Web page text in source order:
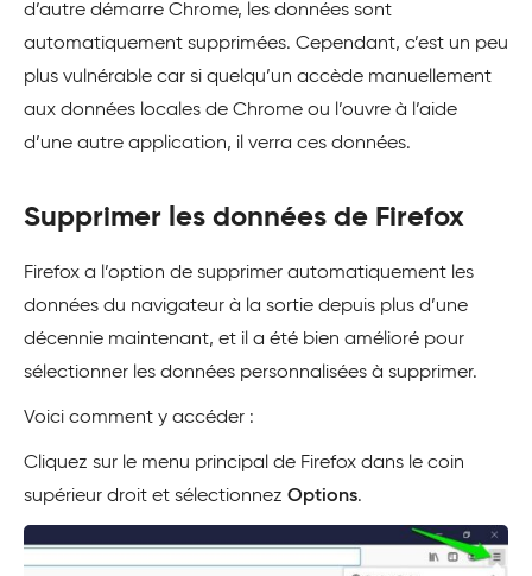
d’autre démarre Chrome, les données sont
automatiquement supprimées. Cependant, c’est un peu
plus vulnérable car si quelqu’un accède manuellement
aux données locales de Chrome ou l’ouvre à l’aide
d’une autre application, il verra ces données.
Supprimer les données de Firefox
Firefox a l’option de supprimer automatiquement les
données du navigateur à la sortie depuis plus d’une
décennie maintenant, et il a été bien amélioré pour
sélectionner les données personnalisées à supprimer.
Voici comment y accéder :
Cliquez sur le menu principal de Firefox dans le coin
supérieur droit et sélectionnez Options.